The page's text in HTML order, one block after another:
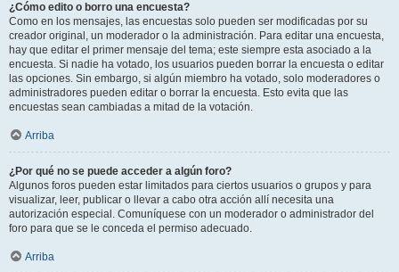
¿Cómo edito o borro una encuesta?
Como en los mensajes, las encuestas solo pueden ser modificadas por su
creador original, un moderador o la administración. Para editar una encuesta,
hay que editar el primer mensaje del tema; este siempre esta asociado a la
encuesta. Si nadie ha votado, los usuarios pueden borrar la encuesta o editar
las opciones. Sin embargo, si algún miembro ha votado, solo moderadores o
administradores pueden editar o borrar la encuesta. Esto evita que las
encuestas sean cambiadas a mitad de la votación.
Arriba
¿Por qué no se puede acceder a algún foro?
Algunos foros pueden estar limitados para ciertos usuarios o grupos y para
visualizar, leer, publicar o llevar a cabo otra acción allí necesita una
autorización especial. Comuníquese con un moderador o administrador del
foro para que se le conceda el permiso adecuado.
Arriba